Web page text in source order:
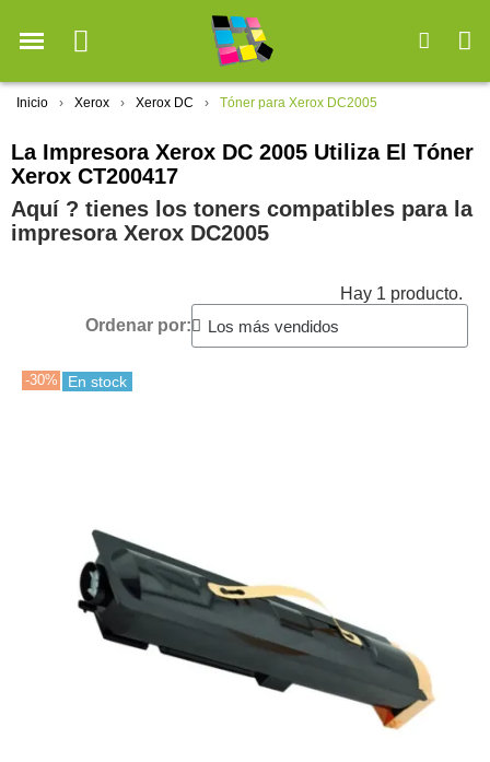
Inicio Xerox Xerox DC Tóner para Xerox DC2005
La Impresora Xerox DC 2005 Utiliza El Tóner
Xerox CT200417
Aquí ? tienes los toners compatibles para la
impresora Xerox DC2005
Hay 1 producto.
Ordenar por:
-30% En stock